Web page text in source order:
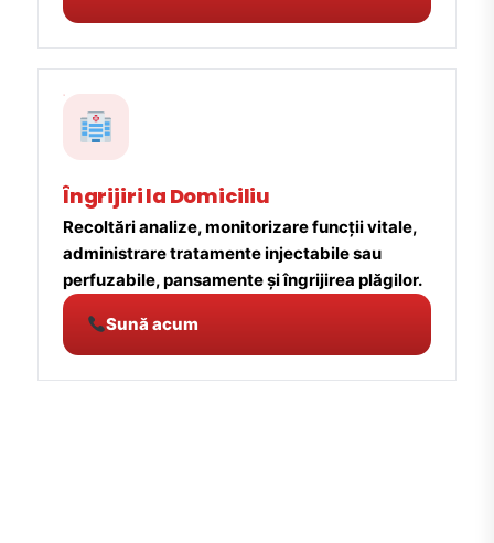
Îngrijiri la Domiciliu
Recoltări analize, monitorizare funcții vitale,
administrare tratamente injectabile sau
perfuzabile, pansamente și îngrijirea plăgilor.
Sună acum